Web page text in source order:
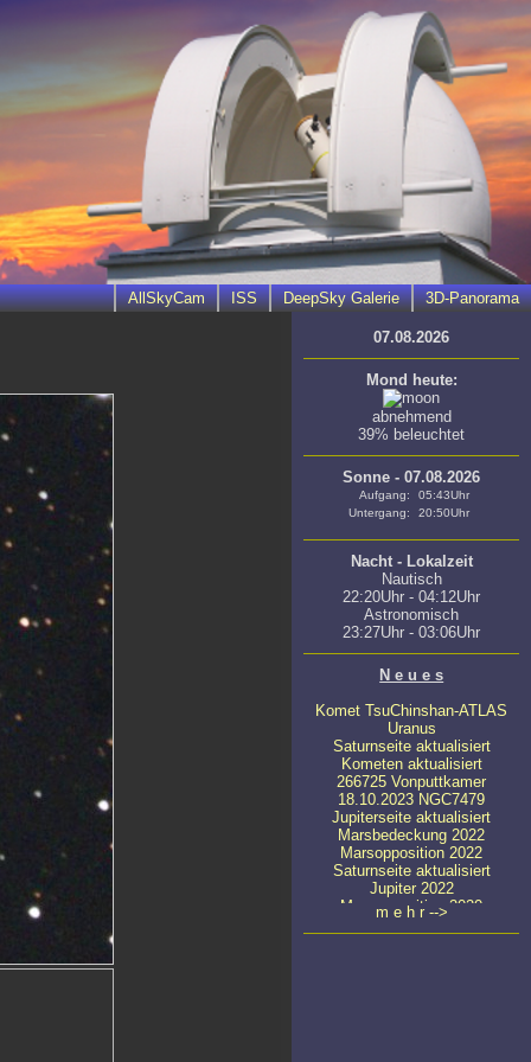
3D-Panorama
DeepSky Galerie
ISS
AllSkyCam
07.08.2026
Mond heute:
abnehmend
39% beleuchtet
Sonne - 07.08.2026
Aufgang:
05:43Uhr
Untergang:
20:50Uhr
Nacht - Lokalzeit
Nautisch
22:20Uhr - 04:12Uhr
Astronomisch
23:27Uhr - 03:06Uhr
N e u e s
Komet TsuChinshan-ATLAS
Uranus
Saturnseite aktualisiert
Kometen aktualisiert
266725 Vonputtkamer
18.10.2023 NGC7479
Jupiterseite aktualisiert
Marsbedeckung 2022
Marsopposition 2022
Saturnseite aktualisiert
Jupiter 2022
Marsopposition 2020
m e h r -->